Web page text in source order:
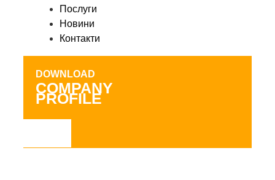
Послуги
Новини
Контакти
DOWNLOAD
COMPANY
PROFILE